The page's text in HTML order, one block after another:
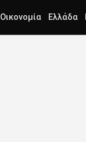
Οικονομία Ελλάδα